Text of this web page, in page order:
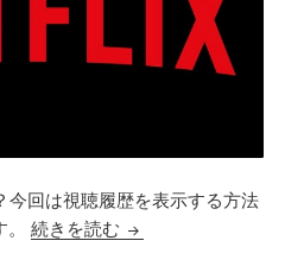
今回は視聴履歴を表示する方法
。続きを読む NETFLIXの視聴履歴